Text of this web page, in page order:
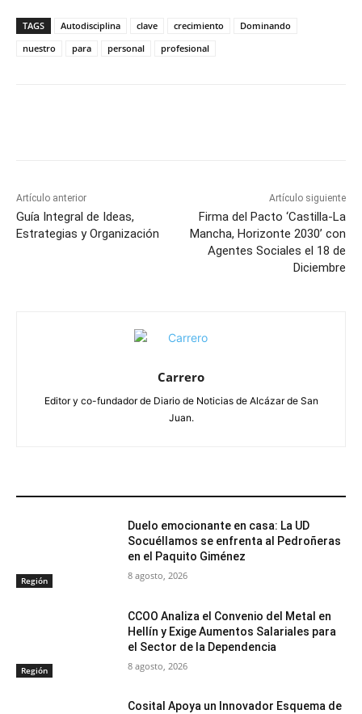
TAGS Autodisciplina clave crecimiento
Dominando
nuestro
para personal profesional
Artículo anterior
Guía Integral de Ideas,
Estrategias y Organización
Artículo siguiente
Firma del Pacto ‘Castilla-La
Mancha, Horizonte 2030’ con
Agentes Sociales el 18 de
Diciembre
Carrero
Editor y co-fundador de Diario de Noticias de Alcázar de San
Juan.
Región
Duelo emocionante en casa: La UD
Socuéllamos se enfrenta al Pedroñeras
en el Paquito Giménez
8 agosto, 2026
Región
CCOO Analiza el Convenio del Metal en
Hellín y Exige Aumentos Salariales para
el Sector de la Dependencia
8 agosto, 2026
Cosital Apoya un Innovador Esquema de